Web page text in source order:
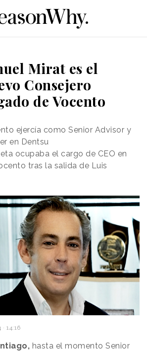
Mirat es el
Consejero
de Vocento
ejercía como Senior Advisor y
en Dentsu
ocupaba el cargo de CEO en
tras la salida de Luis
14:16
hasta el momento Senior